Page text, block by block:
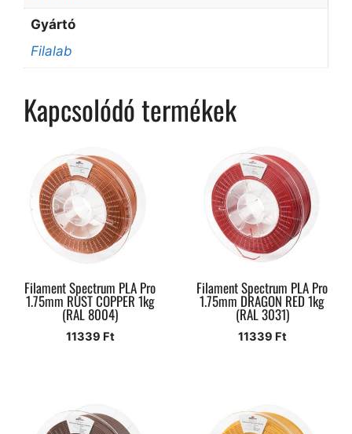
Gyártó
Filalab
Kapcsolódó termékek
Filament Spectrum PLA Pro
1.75mm RUST COPPER 1kg
(RAL 8004)
11339 Ft
Filament Spectrum PLA Pro
1.75mm DRAGON RED 1kg
(RAL 3031)
11339 Ft